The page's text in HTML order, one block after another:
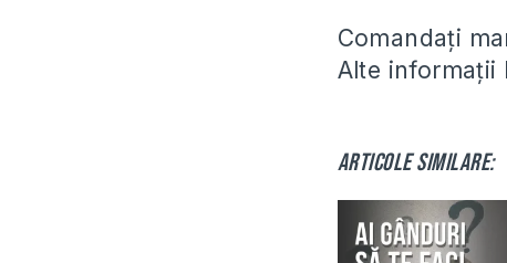
Comandați
Alte informații
Articole similare: